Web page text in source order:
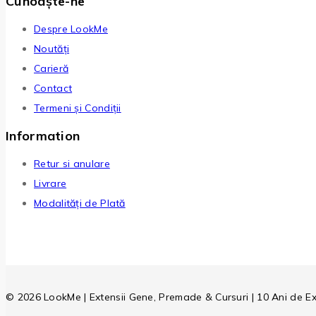
Despre LookMe
Noutăți
Carieră
Contact
Termeni și Condiții
Information
Retur si anulare
Livrare
Modalități de Plată
© 2026 LookMe | Extensii Gene, Premade & Cursuri | 10 Ani de